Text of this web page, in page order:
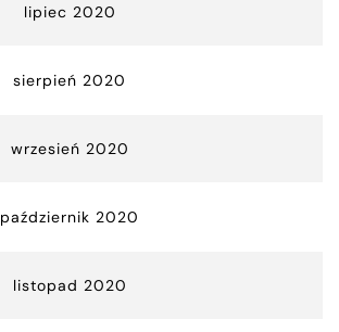
lipiec 2020
sierpień 2020
wrzesień 2020
październik 2020
listopad 2020